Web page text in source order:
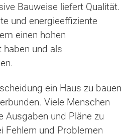
Bauweise liefert Qualität.
und energieeffiziente
einen hohen
haben und als
ein Haus zu bauen
Viele Menschen
Ausgaben und Pläne zu
Fehlern und Problemen